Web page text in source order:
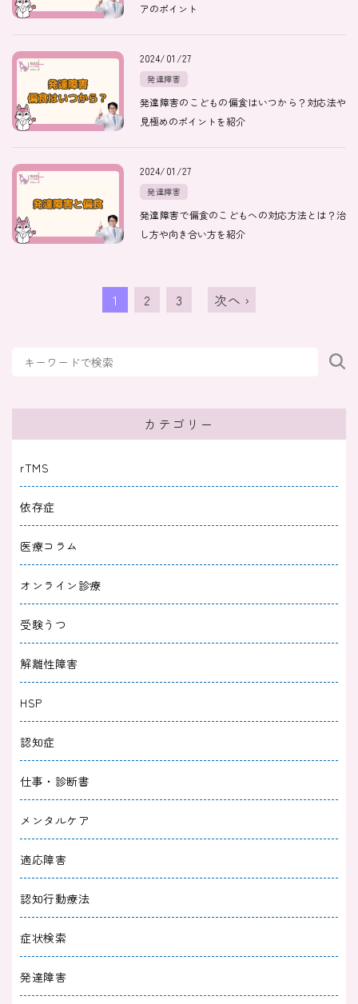
アのポイント
2024/01/27
発達障害
発達障害のこどもの偏食はいつから？対応法や
見極めのポイントを紹介
2024/01/27
発達障害
発達障害で偏食のこどもへの対応方法とは？治
し方や向き合い方を紹介
1 2 3 次へ ›
カテゴリー
rTMS
依存症
医療コラム
オンライン診療
受験うつ
解離性障害
HSP
認知症
仕事・診断書
メンタルケア
適応障害
認知行動療法
症状検索
発達障害